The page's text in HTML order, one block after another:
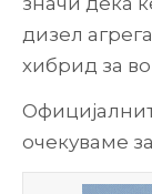
дизел
хибрид за во
очекуваме